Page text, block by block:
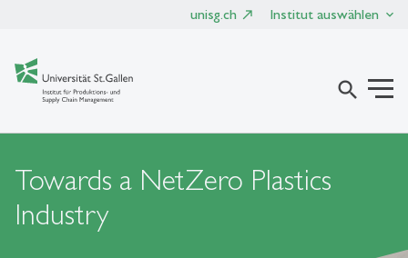
unisg.ch Institut auswählen
search
Towards a NetZero Plastics
Industry